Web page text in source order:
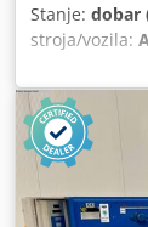
Stanje: dobar
stroja/vozila:
Maks. radna
40: 0,5 - 6
Ručno
pritisnih
hodova
Hidraulični